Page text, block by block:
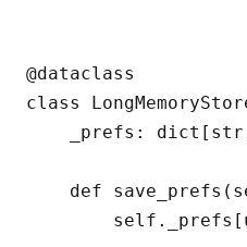
@dataclass
class
_prefs:
def